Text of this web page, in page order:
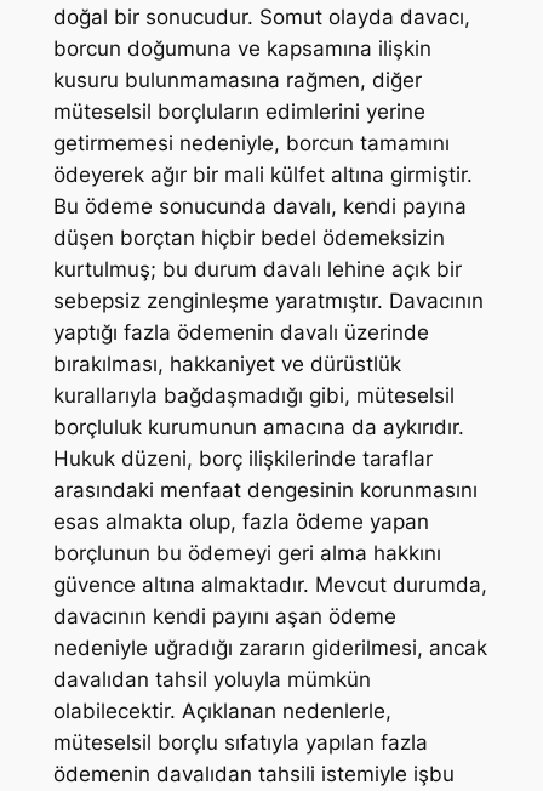
doğal bir sonucudur. Somut olayda davacı,
borcun doğumuna ve kapsamına ilişkin
kusuru bulunmamasına rağmen, diğer
müteselsil borçluların edimlerini yerine
getirmemesi nedeniyle, borcun tamamını
ödeyerek ağır bir mali külfet altına girmiştir.
Bu ödeme sonucunda davalı, kendi payına
düşen borçtan hiçbir bedel ödemeksizin
kurtulmuş; bu durum davalı lehine açık bir
sebepsiz zenginleşme yaratmıştır. Davacının
yaptığı fazla ödemenin davalı üzerinde
bırakılması, hakkaniyet ve dürüstlük
kurallarıyla bağdaşmadığı gibi, müteselsil
borçluluk kurumunun amacına da aykırıdır.
Hukuk düzeni, borç ilişkilerinde taraflar
arasındaki menfaat dengesinin korunmasını
esas almakta olup, fazla ödeme yapan
borçlunun bu ödemeyi geri alma hakkını
güvence altına almaktadır. Mevcut durumda,
davacının kendi payını aşan ödeme
nedeniyle uğradığı zararın giderilmesi, ancak
davalıdan tahsil yoluyla mümkün
olabilecektir. Açıklanan nedenlerle,
müteselsil borçlu sıfatıyla yapılan fazla
ödemenin davalıdan tahsili istemiyle işbu